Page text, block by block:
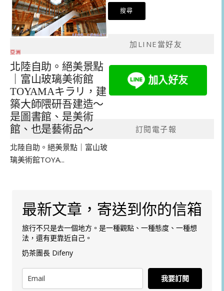
亞洲
北陸自助。絕美景點
｜富山玻璃美術館
TOYAMAキラリ，建
築大師隈研吾建造～
是圖書館、是美術
館、也是藝術品～
北陸自助。絕美景點｜富山玻
璃美術館TOYA...
關
加LINE當好友
訂閱電子報
最新文章，寄送到你的信箱
旅行不只是去一個地方。是一種觀點、一種態度、一種想
法，還有更靠近自己。
奶茶團長 Difeny
我要訂閱